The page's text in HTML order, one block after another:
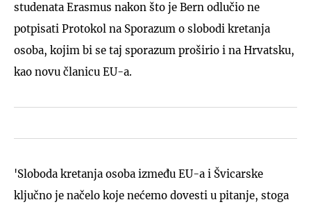
studenata Erasmus nakon što je Bern odlučio ne
potpisati Protokol na Sporazum o slobodi kretanja
osoba, kojim bi se taj sporazum proširio i na Hrvatsku,
kao novu članicu EU-a.
'Sloboda kretanja osoba između EU-a i Švicarske
ključno je načelo koje nećemo dovesti u pitanje, stoga